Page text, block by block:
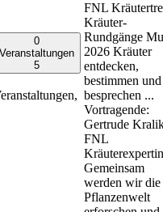
0
Veranstaltungen
5
FNL
Kräuter-
Rundgänge
2026 Kräuter
entdecken,
bestimmen und
besprechen ...
Vortragende:
Gertrude
FNL
Kräuterexpertin
Gemeinsam
werden wir die
Pflanzenwelt